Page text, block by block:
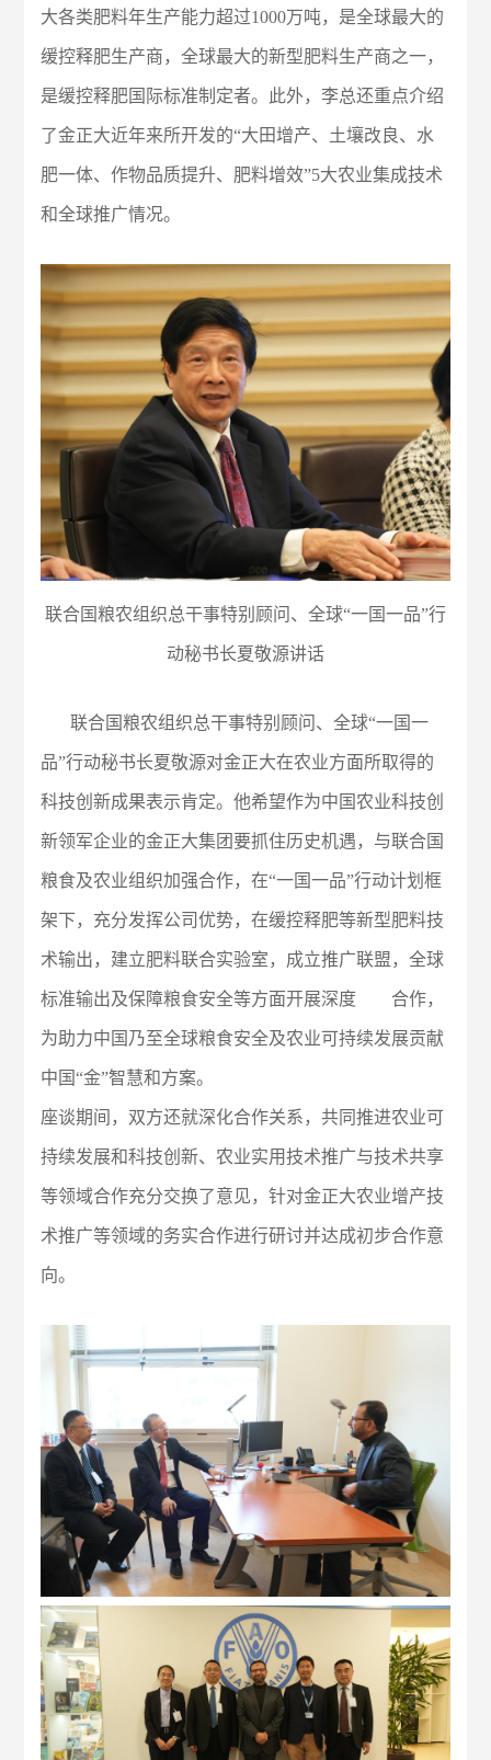
大各类肥料年生产能力超过1000万吨，是全球最大的
缓控释肥生产商，全球最大的新型肥料生产商之一，
是缓控释肥国际标准制定者。此外，李总还重点介绍
了金正大近年来所开发的“大田增产、土壤改良、水
肥一体、作物品质提升、肥料增效”5大农业集成技术
和全球推广情况。
联合国粮农组织总干事特别顾问、全球“一国一品”行
动秘书长夏敬源讲话
联合国粮农组织总干事特别顾问、全球“一国一
品”行动秘书长夏敬源对金正大在农业方面所取得的
科技创新成果表示肯定。他希望作为中国农业科技创
新领军企业的金正大集团要抓住历史机遇，与联合国
粮食及农业组织加强合作，在“一国一品”行动计划框
架下，充分发挥公司优势，在缓控释肥等新型肥料技
术输出，建立肥料联合实验室，成立推广联盟，全球
标准输出及保障粮食安全等方面开展深度 合作，
为助力中国乃至全球粮食安全及农业可持续发展贡献
中国“金”智慧和方案。
座谈期间，双方还就深化合作关系，共同推进农业可
持续发展和科技创新、农业实用技术推广与技术共享
等领域合作充分交换了意见，针对金正大农业增产技
术推广等领域的务实合作进行研讨并达成初步合作意
向。